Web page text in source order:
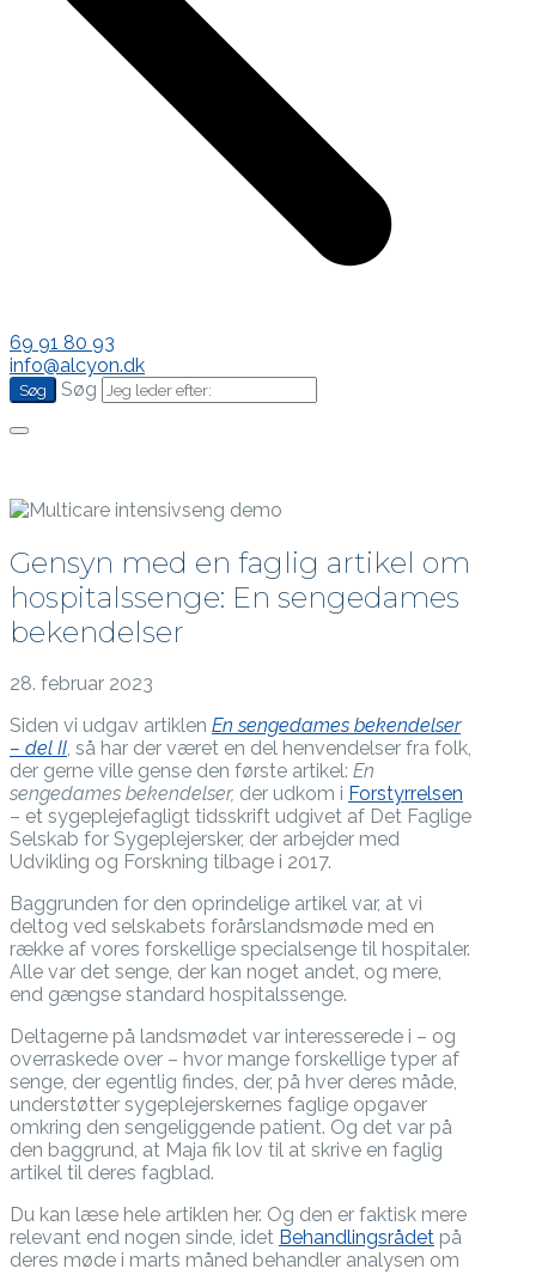
69 91 80 93
info@alcyon.dk
Søg
Gensyn med en faglig artikel om
hospitalssenge: En sengedames
bekendelser
28. februar 2023
Siden vi udgav artiklen En sengedames bekendelser
– del II, så har der været en del henvendelser fra folk,
der gerne ville gense den første artikel: En
sengedames bekendelser, der udkom i Forstyrrelsen
– et sygeplejefagligt tidsskrift udgivet af Det Faglige
Selskab for Sygeplejersker, der arbejder med
Udvikling og Forskning tilbage i 2017.
Baggrunden for den oprindelige artikel var, at vi
deltog ved selskabets forårslandsmøde med en
række af vores forskellige specialsenge til hospitaler.
Alle var det senge, der kan noget andet, og mere,
end gængse standard hospitalssenge.
Deltagerne på landsmødet var interesserede i – og
overraskede over – hvor mange forskellige typer af
senge, der egentlig findes, der, på hver deres måde,
understøtter sygeplejerskernes faglige opgaver
omkring den sengeliggende patient. Og det var på
den baggrund, at Maja fik lov til at skrive en faglig
artikel til deres fagblad.
Du kan læse hele artiklen her. Og den er faktisk mere
relevant end nogen sinde, idet Behandlingsrådet på
deres møde i marts måned behandler analysen om